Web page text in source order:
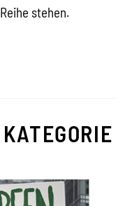
stehen.